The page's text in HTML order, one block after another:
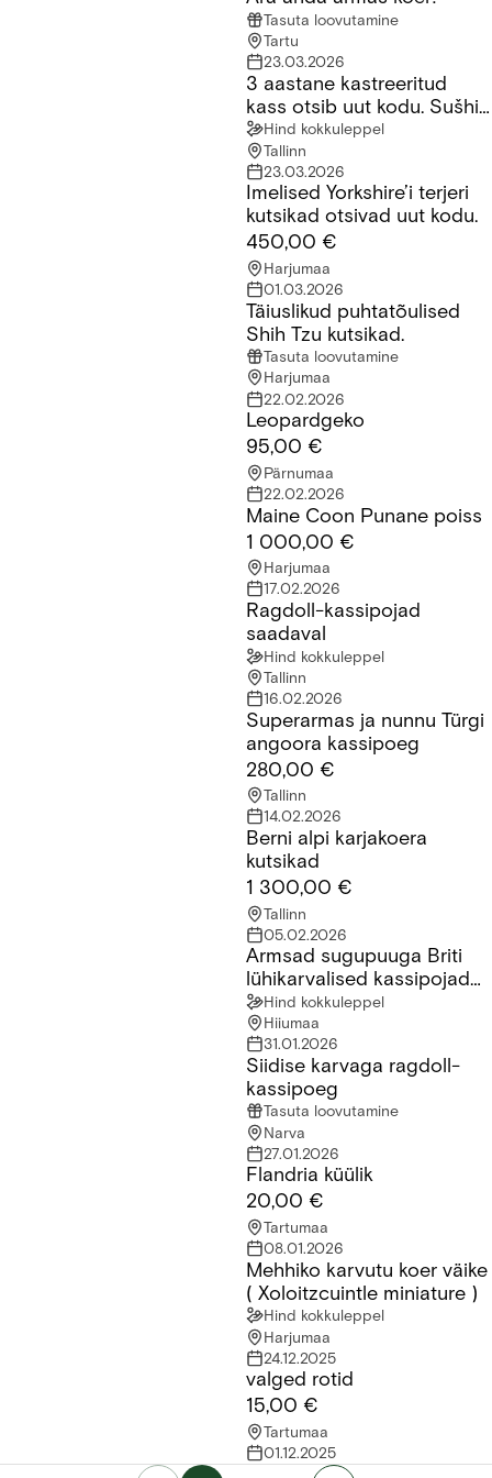
Tasuta loovutamine
Tartu
23.03.2026
3 aastane kastreeritud kass otsib uut kodu. Sušhi nimi millele
3 aastane kastreeritud
kass otsib uut kodu. Sušhi
nimi millele ta reageerib
Hind kokkuleppel
Tallinn
23.03.2026
Imelised Yorkshire’i terjeri kutsikad otsivad uut kodu.
Imelised Yorkshire’i terjeri
kutsikad otsivad uut kodu.
450,00 €
Harjumaa
01.03.2026
Täiuslikud puhtatõulised Shih Tzu kutsikad.Täiuslikud puhtatõulised
Shih Tzu kutsikad.
Tasuta loovutamine
Harjumaa
22.02.2026
Leopardgeko
95,00 €
Pärnumaa
22.02.2026
Maine Coon Punane poiss
1 000,00 €
Harjumaa
17.02.2026
Ragdoll-kassipojad
saadaval
Hind kokkuleppel
Tallinn
16.02.2026
Superarmas ja nunnu Türgi angoora kassipoeg
Superarmas ja nunnu Türgi
angoora kassipoeg
280,00 €
Tallinn
14.02.2026
Berni alpi karjakoera
kutsikad
1 300,00 €
Tallinn
05.02.2026
Armsad sugupuuga Briti lühikarvalised kassipojad saadaval!
Armsad sugupuuga Briti
lühikarvalised kassipojad
saadaval!
Hind kokkuleppel
Hiiumaa
31.01.2026
Siidise karvaga ragdoll-kassipoegSiidise karvaga ragdoll-
kassipoeg
Tasuta loovutamine
Narva
27.01.2026
Flandria küülik
20,00 €
Tartumaa
08.01.2026
Mehhiko karvutu koer väike ( Xoloitzcuintle miniature )
Mehhiko karvutu koer väike
( Xoloitzcuintle miniature )
Hind kokkuleppel
Harjumaa
24.12.2025
valged rotid
15,00 €
Tartumaa
01.12.2025